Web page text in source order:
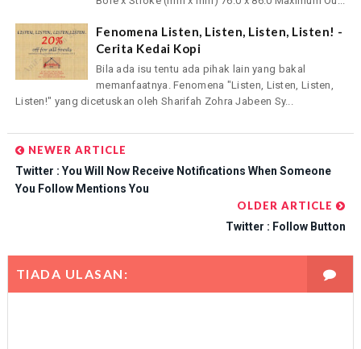
Fenomena Listen, Listen, Listen, Listen! -
Cerita Kedai Kopi
Bila ada isu tentu ada pihak lain yang bakal
memanfaatnya. Fenomena "Listen, Listen, Listen,
Listen!" yang dicetuskan oleh Sharifah Zohra Jabeen Sy...
NEWER ARTICLE
Twitter : You Will Now Receive Notifications When Someone
You Follow Mentions You
OLDER ARTICLE
Twitter : Follow Button
TIADA ULASAN: